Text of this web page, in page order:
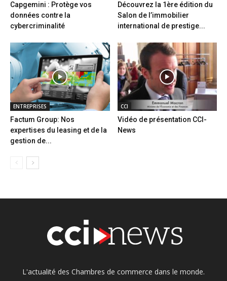
Capgemini : Protège vos
données contre la
cybercriminalité
Découvrez la 1ère édition du
Salon de l’immobilier
international de prestige...
ENTREPRISES
Factum Group: Nos
expertises du leasing et de la
gestion de...
CCI
Vidéo de présentation CCI-
News
L'actualité des Chambres de commerce dans le monde.